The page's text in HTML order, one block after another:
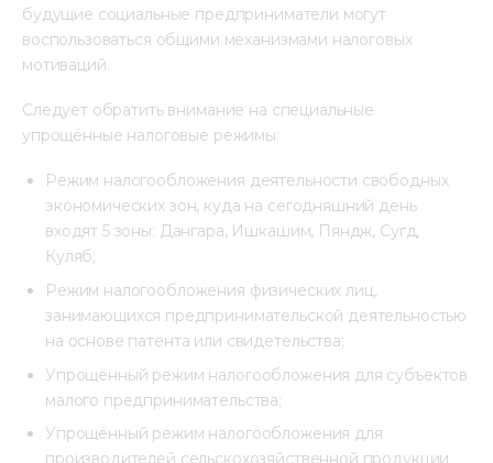
будущие социальные предприниматели могут
воспользоваться общими механизмами налоговых
мотиваций.
Следует обратить внимание на специальные
упрощённые налоговые режимы:
Режим налогообложения деятельности свободных
экономических зон, куда на сегодняшний день
входят 5 зоны: Дангара, Ишкашим, Пяндж, Сугд,
Куляб;
Режим налогообложения физических лиц,
занимающихся предпринимательской деятельностью
на основе патента или свидетельства;
Упрощённый режим налогообложения для субъектов
малого предпринимательства;
Упрощённый режим налогообложения для
производителей сельскохозяйственной продукции